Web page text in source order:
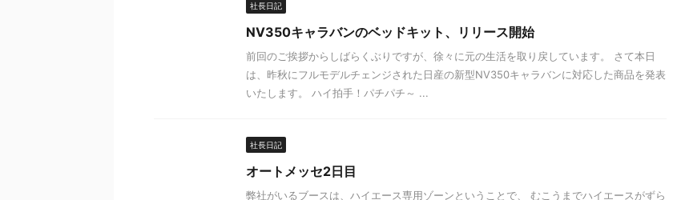
社長日記
NV350キャラバンのベッドキット、リリース開始
前回のご挨拶からしばらくぶりですが、徐々に元の生活を取り戻しています。 さて本日
は、昨秋にフルモデルチェンジされた日産の新型NV350キャラバンに対応した商品を発表
いたします。 ハイ拍手！パチパチ～ ...
社長日記
オートメッセ2日目
弊社がいるブースは、ハイエース専用ゾーンということで、 むこうまでハイエースがずら